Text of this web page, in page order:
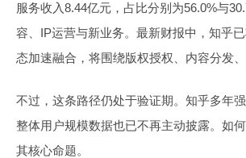
服务收入8.44亿元，占比分别为56.0%与
容、IP运营与新业务。最新财报中，知乎
态加速融合，将围绕版权授权、内容分发
不过，这条路径仍处于验证期。知乎多年
整体用户规模数据也已不再主动披露。如
其核心命题。